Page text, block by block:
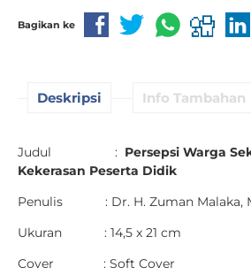
Bagikan ke
Deskripsi Info Tambahan
Judul : Persepsi Warga
Kekerasan Peserta Didik
Penulis : Dr. H. Zuman Malaka,
Ukuran : 14,5 x 21 cm
Cover : Soft Cover